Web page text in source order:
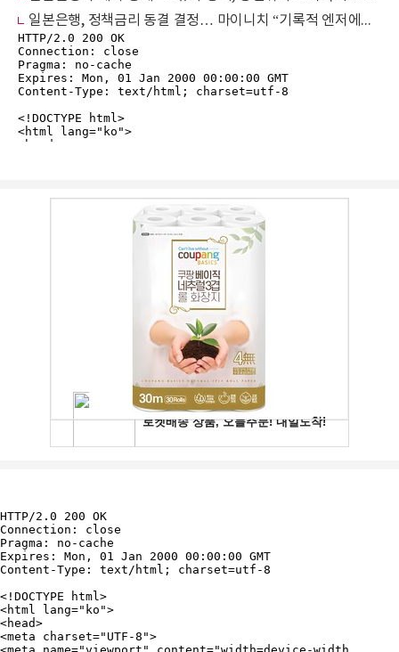
일본은행, 정책금리 동결 결정… 마이니치 “기록적 엔저에도 3회 연속 인상 보류”